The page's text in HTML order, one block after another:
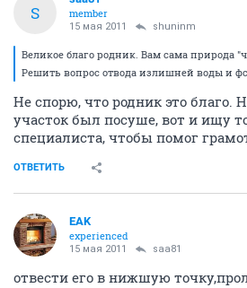
S
member
15 мая 2011 shuninm
Великое благо родник. Вам сама природа
Решить вопрос отвода излишней воды и
Не спорю, что родник это благо.
участок был посуше, вот и ищу
специалиста, чтобы помог
ОТВЕТИТЬ
EAK
experienced
15 мая 2011 saa81
отвести его в нижшую